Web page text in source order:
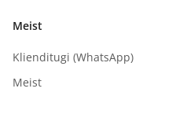
Meist
Klienditugi (WhatsApp)
Meist